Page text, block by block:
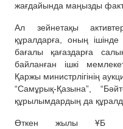
жағдайында маңызды
Ал зейнетақы
құралдарға, оның ішінде
бағалы қағаздарға
байланған ішкі
Қаржы министрлігінің
“Самұрық-Қазына”,
құрылымдардың да
Өткен жылы ҰБ